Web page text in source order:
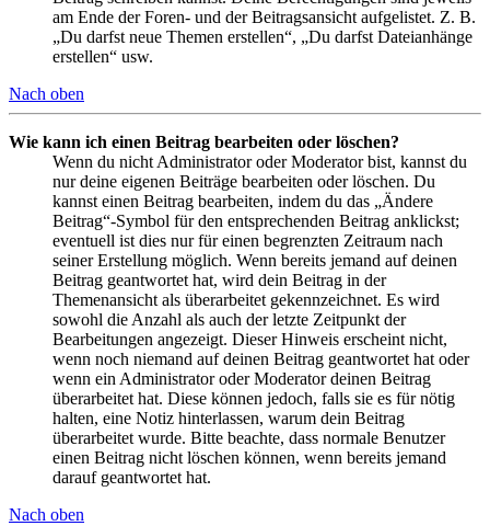
am Ende der Foren- und der Beitragsansicht aufgelistet. Z. B.
„Du darfst neue Themen erstellen“, „Du darfst Dateianhänge
erstellen“ usw.
Nach oben
Wie kann ich einen Beitrag bearbeiten oder löschen?
Wenn du nicht Administrator oder Moderator bist, kannst du
nur deine eigenen Beiträge bearbeiten oder löschen. Du
kannst einen Beitrag bearbeiten, indem du das „Ändere
Beitrag“-Symbol für den entsprechenden Beitrag anklickst;
eventuell ist dies nur für einen begrenzten Zeitraum nach
seiner Erstellung möglich. Wenn bereits jemand auf deinen
Beitrag geantwortet hat, wird dein Beitrag in der
Themenansicht als überarbeitet gekennzeichnet. Es wird
sowohl die Anzahl als auch der letzte Zeitpunkt der
Bearbeitungen angezeigt. Dieser Hinweis erscheint nicht,
wenn noch niemand auf deinen Beitrag geantwortet hat oder
wenn ein Administrator oder Moderator deinen Beitrag
überarbeitet hat. Diese können jedoch, falls sie es für nötig
halten, eine Notiz hinterlassen, warum dein Beitrag
überarbeitet wurde. Bitte beachte, dass normale Benutzer
einen Beitrag nicht löschen können, wenn bereits jemand
darauf geantwortet hat.
Nach oben